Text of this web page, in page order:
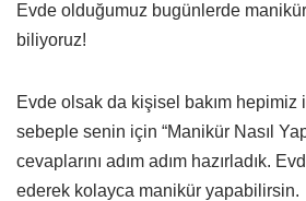
Evde olduğumuz bugünlerde
biliyoruz!
Evde olsak da kişisel bakım hepimiz
sebeple senin için “Manikür Nasıl
cevaplarını adım adım hazırladık.
ederek kolayca manikür yapabilirsin.